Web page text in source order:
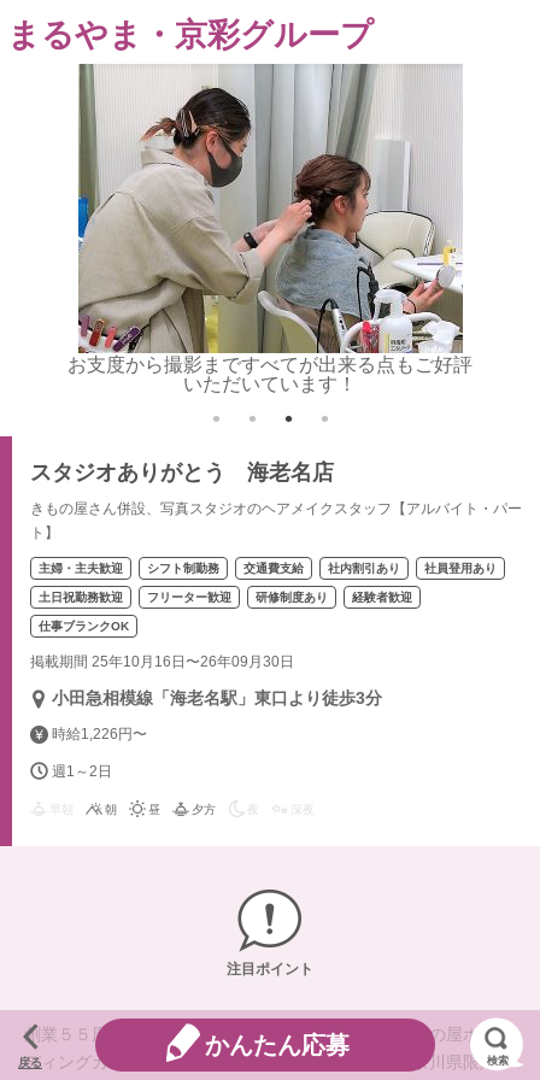
まるやま・京彩グループ
お支度から撮影まですべてが出来る点もご好評
いただいています！
スタジオありがとう 海老名店
きもの屋さん併設、写真スタジオのヘアメイクスタッフ【アルバイト・パー
ト】
主婦・主夫歓迎 シフト制勤務 交通費支給 社内割引あり 社員登用あり
土日祝勤務歓迎 フリーター歓迎 研修制度あり 経験者歓迎
仕事ブランクOK
掲載期間 25年10月16日〜26年09月30日
小田急相模線「海老名駅」東口より徒歩3分
時給1,226円〜
週1～2日
朝 昼 夕方 夜 深夜
注目ポイント
創業５５周年、全国に１００店舗以上を展開するきもの屋ホール
ディングカンパニー『まるやま・京彩グループ』神奈川県限定ブ
戻る
かんたん応募
検索